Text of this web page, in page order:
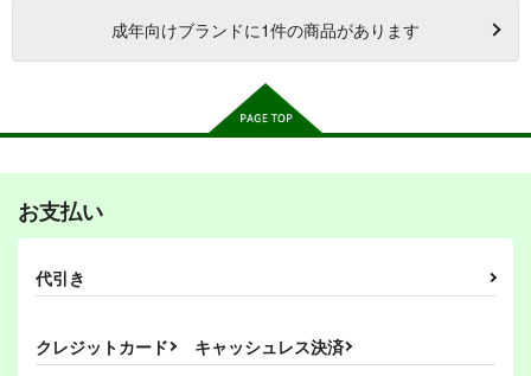
成年向けブランドに1件の商品があります
お支払い
代引き
クレジットカード キャッシュレス決済